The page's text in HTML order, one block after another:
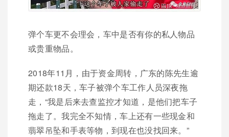
弹个车更不会理会，车中是否有你的私人物品
或贵重物品。
2018年11月，由于资金周转，广东的陈先生逾
期还款18天，车子被弹个车工作人员深夜拖
走，“我是后来去查监控才知道，是他们把车子
拖走了。我完全不知情，车上还有一些现金和
翡翠吊坠和手表等物，到现在也没找回来。”